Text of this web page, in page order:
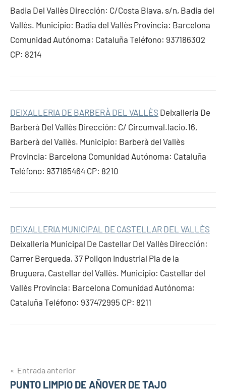
Badia Del Vallès Dirección: C/Costa Blava, s/n, Badia del
Vallès. Municipio: Badia del Vallès Provincia: Barcelona
Comunidad Autónoma: Cataluña Teléfono: 937186302
CP: 8214
DEIXALLERIA DE BARBERÀ DEL VALLÈS Deixalleria De
Barberà Del Vallès Dirección: C/ Circumval.lacio.16,
Barberà del Vallès. Municipio: Barberà del Vallès
Provincia: Barcelona Comunidad Autónoma: Cataluña
Teléfono: 937185464 CP: 8210
DEIXALLERIA MUNICIPAL DE CASTELLAR DEL VALLÈS
Deixalleria Municipal De Castellar Del Vallès Dirección:
Carrer Bergueda, 37 Poligon Industrial Pla de la
Bruguera, Castellar del Vallès. Municipio: Castellar del
Vallès Provincia: Barcelona Comunidad Autónoma:
Cataluña Teléfono: 937472995 CP: 8211
Navegación
Entrada anterior
PUNTO LIMPIO DE AÑOVER DE TAJO